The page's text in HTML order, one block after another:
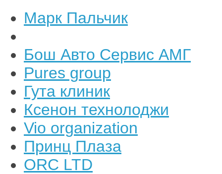
Марк Пальчик
Бош Авто Сервис АМГ
Pures group
Гута клиник
Ксенон технолоджи
Vio organization
Принц Плаза
ORC LTD